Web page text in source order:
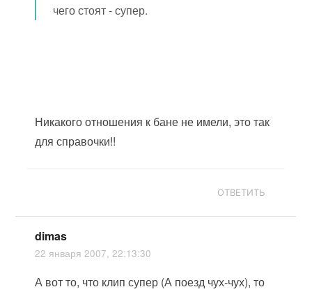
чего стоят - супер.
Никакого отношения к бане не имели, это так
для справочки!!
ОТВЕТИТЬ
dimas
22 января 2007, 22:13:30
А вот то, что клип супер (А поезд чух-чух), то